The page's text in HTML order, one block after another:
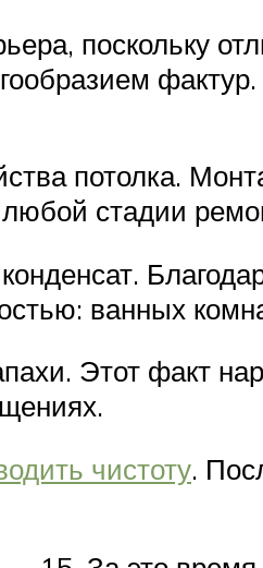
поскольку
потолка.
стадии
ванных
Этот факт
чистоту.